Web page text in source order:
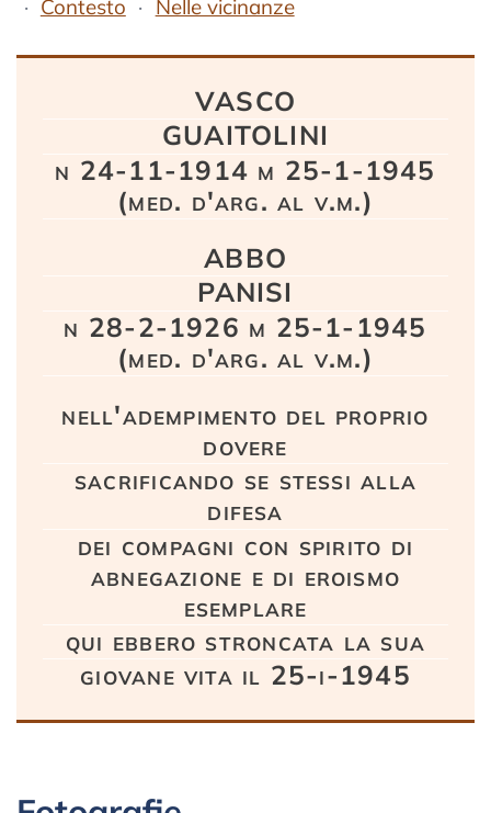
Contesto
Nelle vicinanze
VASCO
GUAITOLINI
n 24-11-1914 m 25-1-1945
(med. d'arg. al v.m.)
ABBO
PANISI
n 28-2-1926 m 25-1-1945
(med. d'arg. al v.m.)
nell'adempimento del proprio
dovere
sacrificando se stessi alla
difesa
dei compagni con spirito di
abnegazione e di eroismo
esemplare
qui ebbero stroncata la sua
giovane vita il 25-i-1945